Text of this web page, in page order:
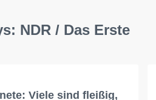
NDR / Das Erste
Viele sind fleißig,